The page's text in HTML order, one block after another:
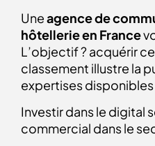
Uneagence de
hôtellerie en France
L’objectif ? acquérir
classement illustre la
expertises disponibles
Investir dans le digital
commercial dans le